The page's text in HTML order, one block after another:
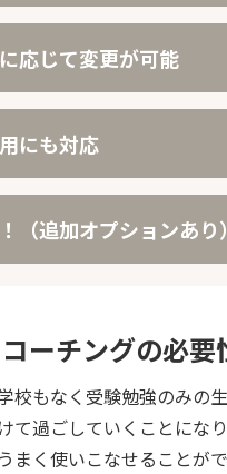
応じて変更が可能
にも対応
（追加オプションあり）
ーチングの必要
校もなく受験勉強のみの
て過ごしていくことにな
まく使いこなせることが